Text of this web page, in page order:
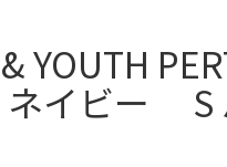
YOUTH
イビー S